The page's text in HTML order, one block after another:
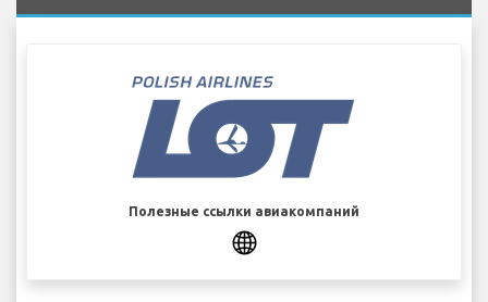
Полезные ссылки авиакомпаний